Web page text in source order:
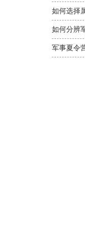
如何选择
如何分辨
军事夏令